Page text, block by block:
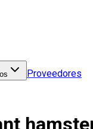
Proveedores